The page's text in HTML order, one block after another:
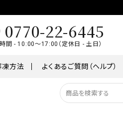
0770-22-6445
間 - 10:00～17:00（定休日 - 土日）
凍方法 よくあるご質問（ヘルプ）